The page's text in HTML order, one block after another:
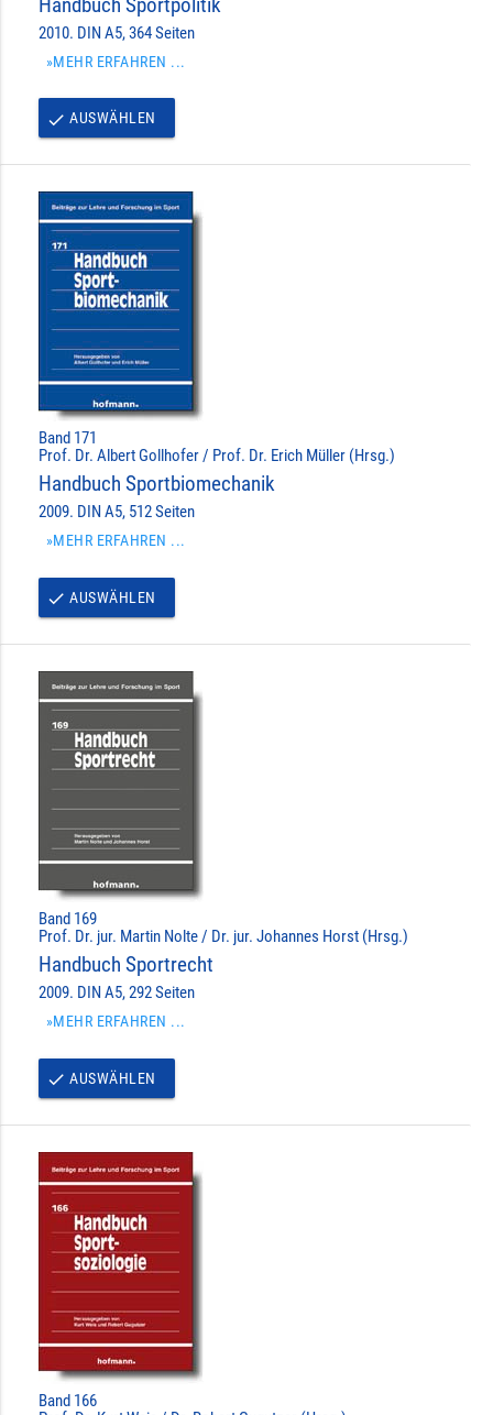
2010. DIN A5, 364 Seiten
»MEHR ERFAHREN ...
done AUSWÄHLEN
Band 171
Prof. Dr. Albert Gollhofer / Prof. Dr. Erich Müller (Hrsg.)
Handbuch Sportbiomechanik
2009. DIN A5, 512 Seiten
»MEHR ERFAHREN ...
done AUSWÄHLEN
Band 169
Prof. Dr. jur. Martin Nolte / Dr. jur. Johannes Horst (Hrsg.)
Handbuch Sportrecht
2009. DIN A5, 292 Seiten
»MEHR ERFAHREN ...
done AUSWÄHLEN
Band 166